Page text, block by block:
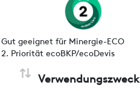
Gut geeignet für Minergie-ECO
2. Priorität ecoBKP/ecoDevis
Verwendungszweck